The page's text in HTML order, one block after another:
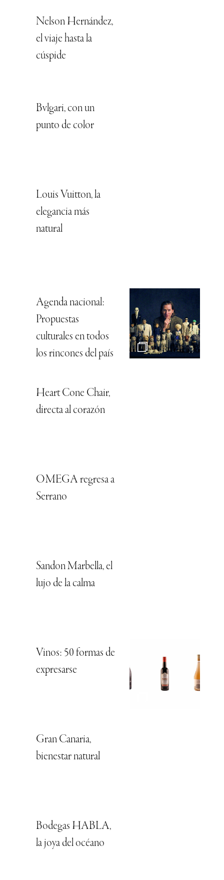
Nelson Hernández,
el viaje hasta la
cúspide
Bvlgari, con un
punto de color
Louis Vuitton, la
elegancia más
natural
Agenda nacional:
Propuestas
culturales en todos
los rincones del país
Heart Cone Chair,
directa al corazón
OMEGA regresa a
Serrano
Sandon Marbella, el
lujo de la calma
Vinos: 50 formas de
expresarse
Gran Canaria,
bienestar natural
Bodegas HABLA,
la joya del océano